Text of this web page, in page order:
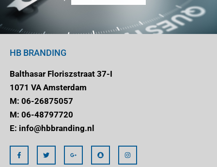
HB BRANDING
Balthasar Floriszstraat 37-I
1071 VA Amsterdam
M: 06-26875057
M: 06-48797720
E: info@hbbranding.nl